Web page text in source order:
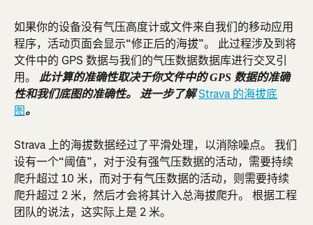
如果你的设备没有气压高度计或文件来自我们的移动应用
程序，活动页面会显示“修正后的海拔”。 此过程涉及到将
文件中的 GPS 数据与我们的气压数据数据库进行交叉引
用。
此计算的准确性取决于你文件中的 GPS 数据的准确
性和我们底图的准确性。 进一步了解 Strava 的海拔底
图。
Strava 上的海拔数据经过了平滑处理，以消除噪点。 我们
设有一个“阈值”，对于没有强气压数据的活动，需要持续
爬升超过 10 米，而对于有气压数据的活动，则需要持续
爬升超过 2 米，然后才会将其计入总海拔爬升。 根据工程
团队的说法，这实际上是 2 米。